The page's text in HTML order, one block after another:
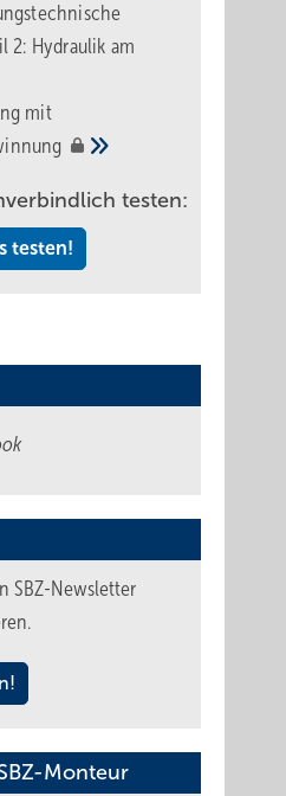
2: Hydraulik am
mit
testen:
testen!
SBZ-Newsletter
Monteur